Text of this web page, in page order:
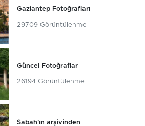
Gaziantep Fotoğrafları
29709 Görüntülenme
Güncel Fotoğraflar
26194 Görüntülenme
Sabah'ın arşivinden